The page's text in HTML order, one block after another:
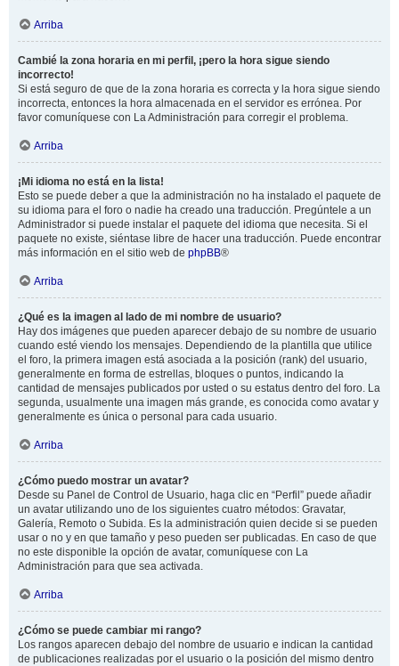
Arriba
Cambié la zona horaria en mi perfil, ¡pero la hora sigue siendo
incorrecto!
Si está seguro de que de la zona horaria es correcta y la hora sigue siendo
incorrecta, entonces la hora almacenada en el servidor es errónea. Por
favor comuníquese con La Administración para corregir el problema.
Arriba
¡Mi idioma no está en la lista!
Esto se puede deber a que la administración no ha instalado el paquete de
su idioma para el foro o nadie ha creado una traducción. Pregúntele a un
Administrador si puede instalar el paquete del idioma que necesita. Si el
paquete no existe, siéntase libre de hacer una traducción. Puede encontrar
más información en el sitio web de phpBB®
Arriba
¿Qué es la imagen al lado de mi nombre de usuario?
Hay dos imágenes que pueden aparecer debajo de su nombre de usuario
cuando esté viendo los mensajes. Dependiendo de la plantilla que utilice
el foro, la primera imagen está asociada a la posición (rank) del usuario,
generalmente en forma de estrellas, bloques o puntos, indicando la
cantidad de mensajes publicados por usted o su estatus dentro del foro. La
segunda, usualmente una imagen más grande, es conocida como avatar y
generalmente es única o personal para cada usuario.
Arriba
¿Cómo puedo mostrar un avatar?
Desde su Panel de Control de Usuario, haga clic en “Perfil” puede añadir
un avatar utilizando uno de los siguientes cuatro métodos: Gravatar,
Galería, Remoto o Subida. Es la administración quien decide si se pueden
usar o no y en que tamaño y peso pueden ser publicadas. En caso de que
no este disponible la opción de avatar, comuníquese con La
Administración para que sea activada.
Arriba
¿Cómo se puede cambiar mi rango?
Los rangos aparecen debajo del nombre de usuario e indican la cantidad
de publicaciones realizadas por el usuario o la posición del mismo dentro